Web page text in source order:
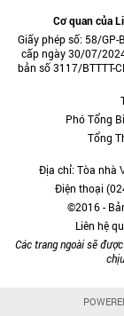
Cơ quan của
Giấy phép số: 58/
cấp ngày 30/07/
bản số 3117/BTTTT-
Phó Tổng
Tổng
Địa chỉ: Tòa nhà
Điện thoại
©2016 -
Liên hệ
Các trang ngoài sẽ